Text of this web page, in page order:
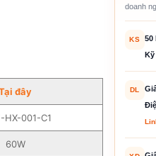
đây
HX-001-C1
60W
doanh
KS
50
Kỹ
DL